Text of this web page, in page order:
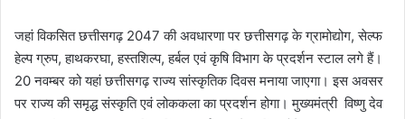
जहां विकसित छत्तीसगढ़ 2047 की अवधारणा पर छत्तीसगढ़ के ग्रामोद्योग, सेल्फ
हेल्प ग्रुप, हाथकरघा, हस्तशिल्प, हर्बल एवं कृषि विभाग के प्रदर्शन स्टाल लगे हैं।
20 नवम्बर को यहां छत्तीसगढ़ राज्य सांस्कृतिक दिवस मनाया जाएगा। इस अवसर
पर राज्य की समृद्ध संस्कृति एवं लोककला का प्रदर्शन होगा। मुख्यमंत्री विष्णु देव